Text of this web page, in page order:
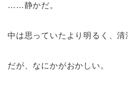
……静かだ。
中は思っていたより明るく、清
だが、なにかがおかしい。